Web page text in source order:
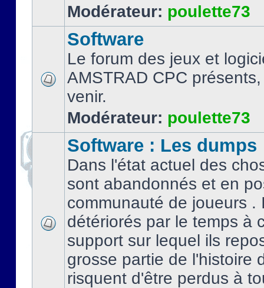
Modérateur: poulette73
Software
Le forum des jeux et
AMSTRAD CPC
venir.
Modérateur: poulette73
Software : Les dumps
Dans l'état actuel des
sont abandonnés et en
communauté de joueurs .
détériorés par le temps à
support sur lequel ils
grosse partie de l'histoire
risquent d'être perdus à